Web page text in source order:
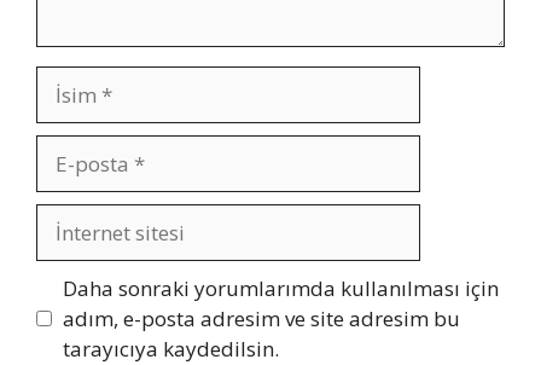
İsim
posta
İnternet
sitesi
Daha sonraki yorumlarımda kullanılması için
adım, e-posta adresim ve site adresim bu
tarayıcıya kaydedilsin.